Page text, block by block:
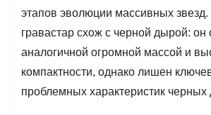
этапов эволюции массивных
гравастар схож с черной дырой: он
аналогичной огромной массой и
компактности, однако лишен
проблемных характеристик черных